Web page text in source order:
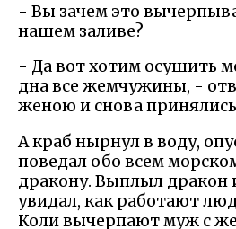
- Вы зачем это
нашем заливе?
- Да вот хотим осушить
дна все жемчужины, -
женою и снова принялись
А краб нырнул в воду,
поведал обо всем
дракону. Выплыл дракон
увидал, как работают
Коли вычерпают муж с